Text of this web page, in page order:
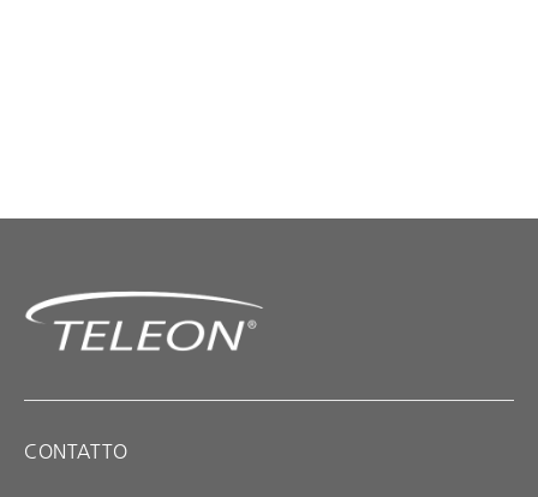
CONTATTO